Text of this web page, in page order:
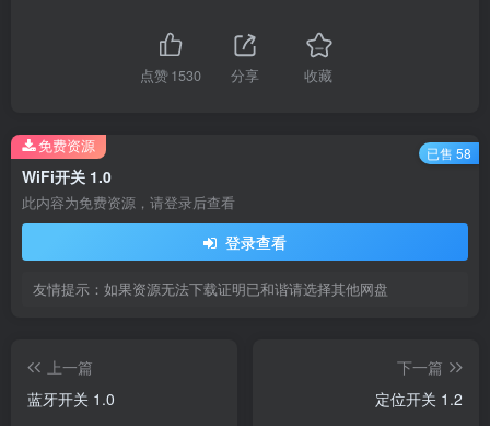
点赞1530 分享 收藏
WiFi开关 1.0
此内容为免费资源，请登录后查看
登录查看
友情提示：如果资源无法下载证明已和谐请选择其他网盘
免费资源 已售 58
上一篇
蓝牙开关 1.0
下一篇
定位开关 1.2